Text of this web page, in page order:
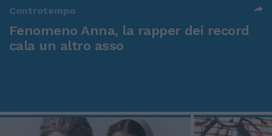
Controtempo
Fenomeno Anna, la rapper dei record
cala un altro asso